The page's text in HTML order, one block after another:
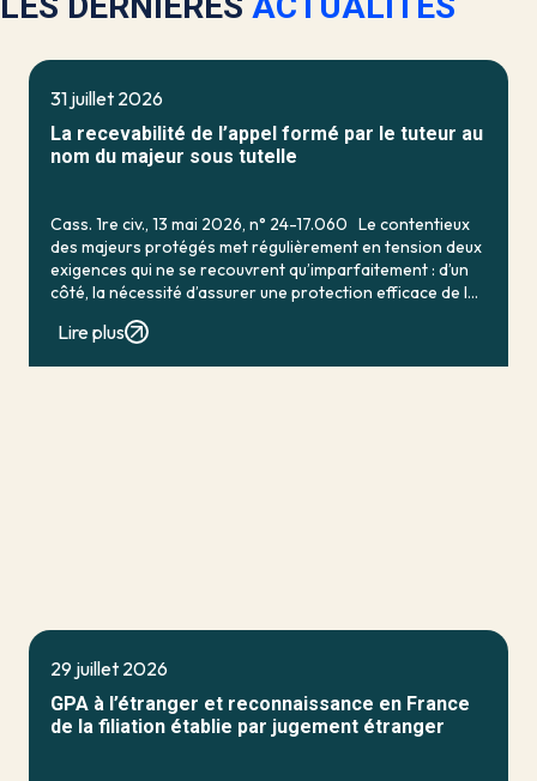
31 juillet 2026
La recevabilité de l’appel formé par le tuteur au
nom du majeur sous tutelle
Cass. 1re civ., 13 mai 2026, n° 24-17.060 Le contentieux
des majeurs protégés met régulièrement en tension deux
exigences qui ne se recouvrent qu’imparfaitement : d’un
côté, la nécessité d’assurer une protection efficace de la
Lire plus
29 juillet 2026
GPA à l’étranger et reconnaissance en France
de la filiation établie par jugement étranger